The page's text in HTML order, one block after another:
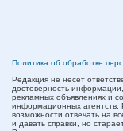
Политика об обработке
Редакция не несет
достоверность
рекламных объявлениях и
информационных агентств.
возможности отвечать на
и давать справки, но